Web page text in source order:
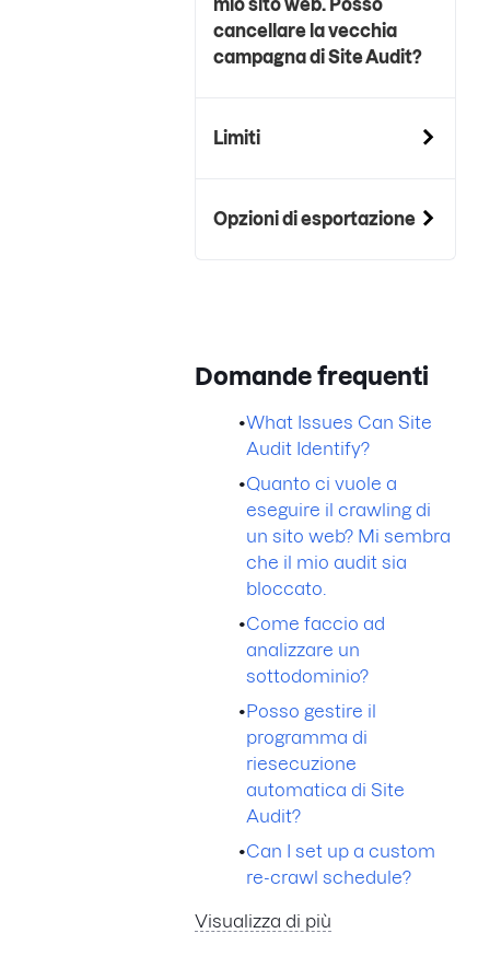
mio sito web. Posso
cancellare la vecchia
campagna di Site Audit?
Limiti
Opzioni di esportazione
Domande frequenti
•What Issues Can Site
Audit Identify?
•Quanto ci vuole a
eseguire il crawling di
un sito web? Mi sembra
che il mio audit sia
bloccato.
•Come faccio ad
analizzare un
sottodominio?
•Posso gestire il
programma di
riesecuzione
automatica di Site
Audit?
•Can I set up a custom
re-crawl schedule?
Visualizza di più